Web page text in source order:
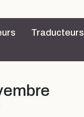
Traducteurs